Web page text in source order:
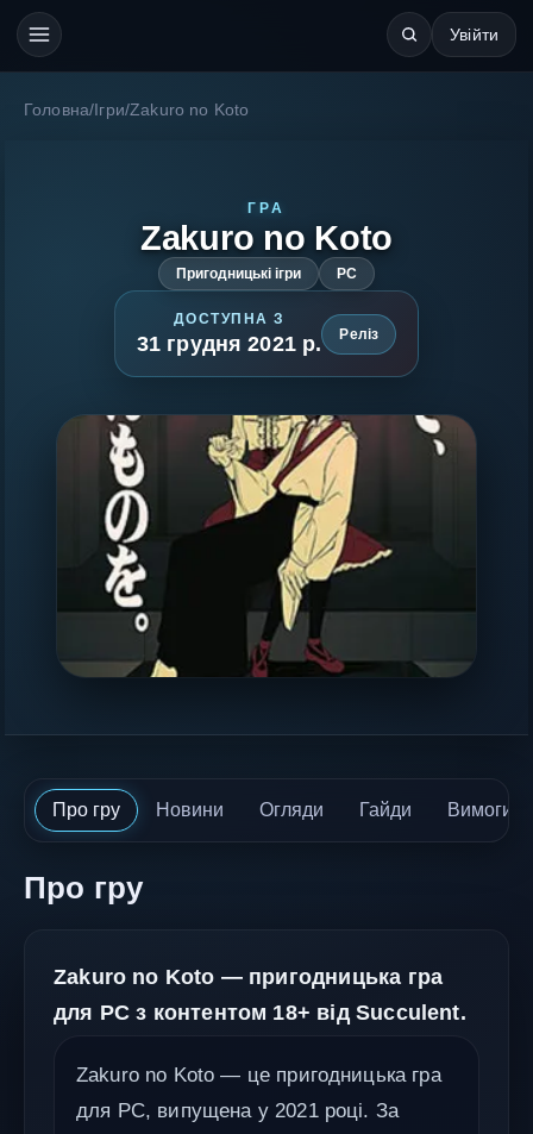
Увійти
Головна/ Ігри/Zakuro no Koto
ГРА
Zakuro no Koto
Пригодницькі ігри PC
ДОСТУПНА З
31 грудня 2021 р. Реліз
Про гру Новини Огляди Гайди Вимоги
Про гру
Zakuro no Koto — пригодницька гра
для PC з контентом 18+ від Succulent.
Zakuro no Koto — це пригодницька гра
для PC, випущена у 2021 році. За